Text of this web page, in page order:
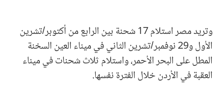
وتريد مصر استلام 17 شحنة بين الرابع من أكتوبر/تشرين
الأول و29 نوفمبر/تشرين الثاني في ميناء العين السخنة
المطل على البحر الأحمر، واستلام ثلاث شحنات في ميناء
العقبة في الأردن خلال الفترة نفسها.